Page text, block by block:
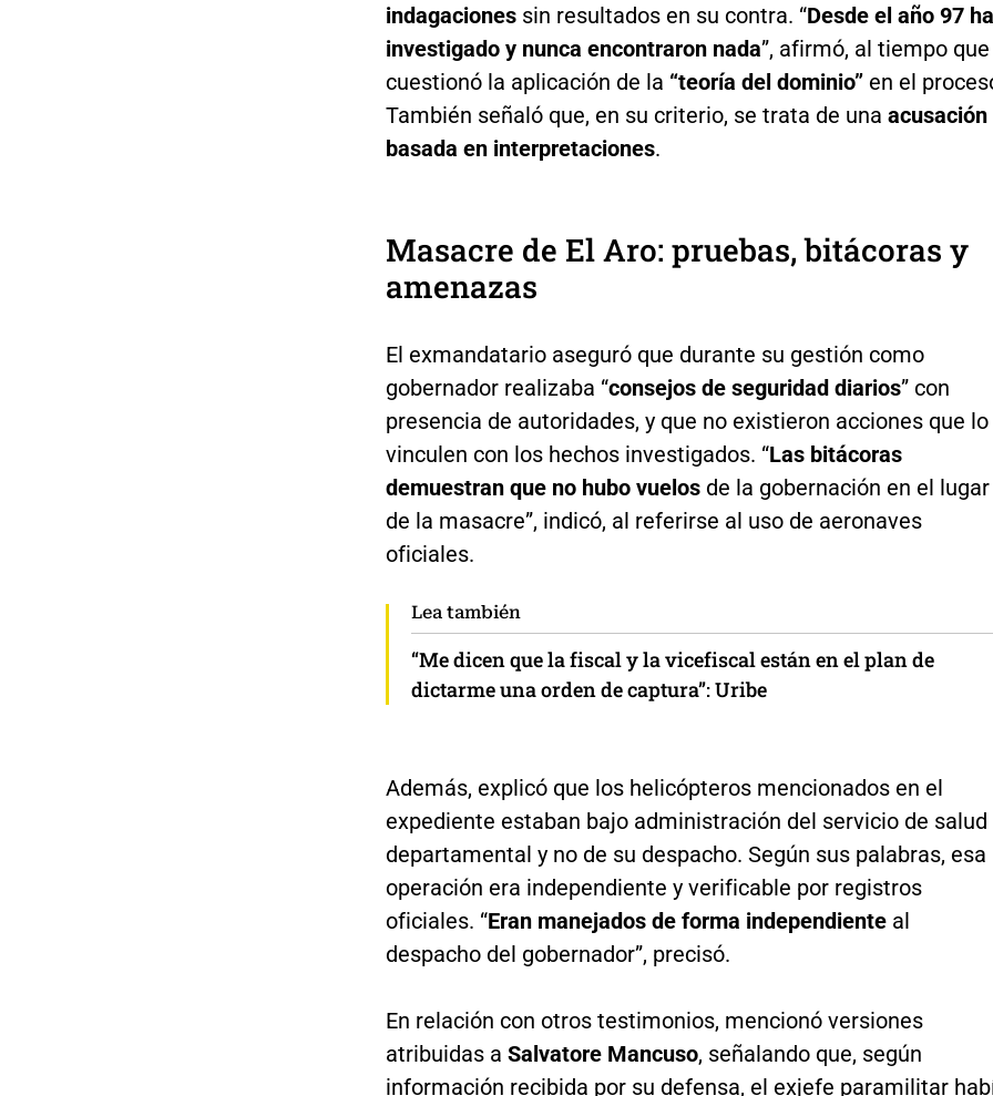
indagacionessin resultados en su contra. “Desde el año 97
investigado y nunca encontraron nada”, afirmó, al tiempo que
cuestionó la aplicación de la “teoría del dominio”en el
También señaló que, en su criterio, se trata de una acusación
basada en interpretaciones.
Masacre de El Aro: pruebas, bitácoras y
amenazas
El exmandatario aseguró que durante su gestión como
gobernador realizaba “consejos de seguridad diarios” con
presencia de autoridades, y que no existieron acciones que lo
vinculen con los hechos investigados. “Las bitácoras
demuestran que no hubo vuelosde la gobernación en el lugar
de la masacre”, indicó, al referirse al uso de aeronaves
oficiales.
Lea también
“Me dicen que la fiscal y la vicefiscal están en el plan de
dictarme una orden de captura”: Uribe
Además, explicó que los helicópteros mencionados en el
expediente estaban bajo administración del servicio de salud
departamental y no de su despacho. Según sus palabras, esa
operación era independiente y verificable por registros
oficiales. “Eran manejados de forma independienteal
despacho del gobernador”, precisó.
En relación con otros testimonios, mencionó versiones
atribuidas a Salvatore Mancuso, señalando que, según
información recibida por su defensa, el exjefe paramilitar